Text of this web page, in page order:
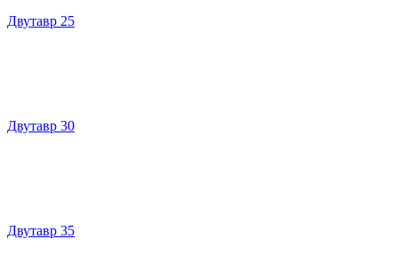
Двутавр 25
Двутавр 30
Двутавр 35